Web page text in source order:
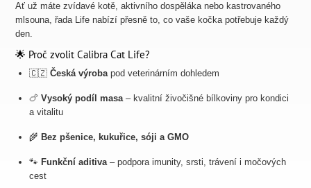
Ať už máte zvídavé kotě, aktivního dospěláka nebo kastrovaného
mlsouna, řada Life nabízí přesně to, co vaše kočka potřebuje každý
den.
🌟 Proč zvolit Calibra Cat Life?
🇨🇿Česká výrobapod veterinárním dohledem
🍗Vysoký podíl masa– kvalitní živočišné bílkoviny pro kondici
a vitalitu
🌾 Bez pšenice, kukuřice, sóji a GMO
🐾 Funkční aditiva– podpora imunity, srsti, trávení i močových
cest